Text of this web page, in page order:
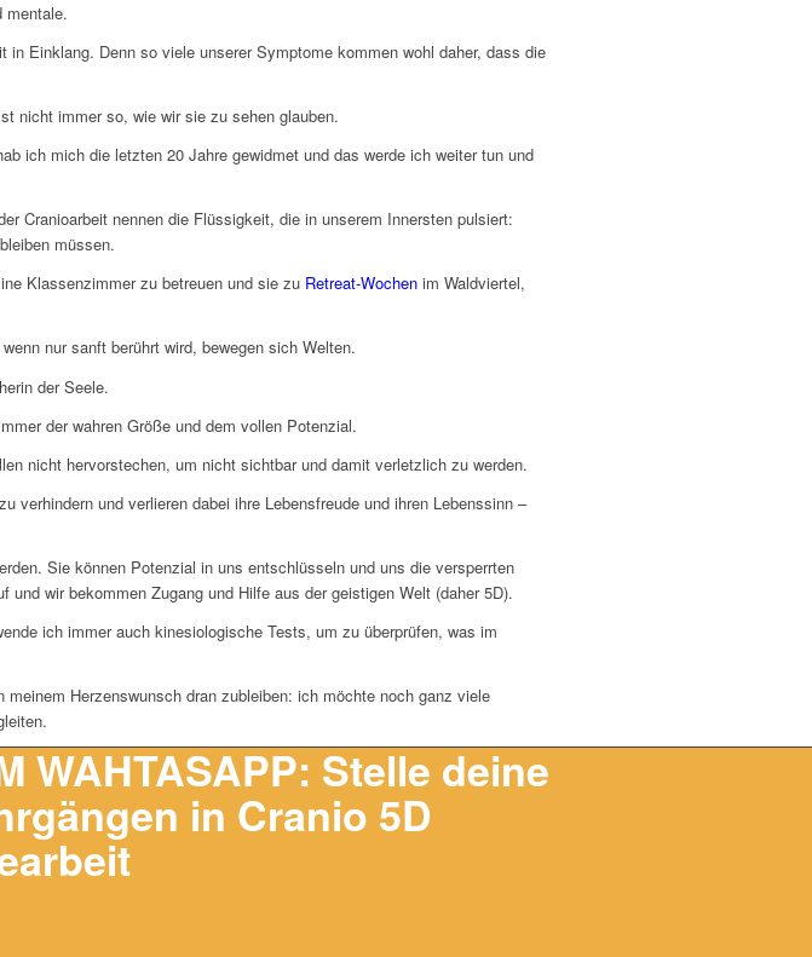
mentale.
Einklang. Denn so viele unserer Symptome kommen wohl daher, dass die
nicht immer so, wie wir sie zu sehen glauben.
ich mich die letzten 20 Jahre gewidmet und das werde ich weiter tun und
Cranioarbeit nennen die Flüssigkeit, die in unserem Innersten pulsiert:
müssen.
Klassenzimmer zu betreuen und sie zu Retreat-Wochen im Waldviertel,
nur sanft berührt wird, bewegen sich Welten.
der Seele.
der wahren Größe und dem vollen Potenzial.
nicht hervorstechen, um nicht sichtbar und damit verletzlich zu werden.
und verlieren dabei ihre Lebensfreude und ihren Lebenssinn –
Sie können Potenzial in uns entschlüsseln und uns die versperrten
wir bekommen Zugang und Hilfe aus der geistigen Welt (daher 5D).
ich immer auch kinesiologische Tests, um zu überprüfen, was im
Herzenswunsch dran zubleiben: ich möchte noch ganz viele
WAHTASAPP: Stelle deine
in Cranio 5D